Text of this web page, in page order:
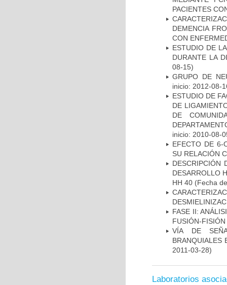
PACIENTES
DEMENCIA
CON
ESTUDIO DE
DURANTE LA
08-15)
GRUPO DE
inicio: 2012-08-
ESTUDIO DE
DE
DE
inicio: 2010-08-
EFECTO DE 6-
SU RELACIÓN
DESCRIPCIÓN
DESARROLLO
HH 40 (Fecha
FASE II:
FUSIÓN-
VÍA DE
BRANQUIALES
2011-03-28)
Laboratorios